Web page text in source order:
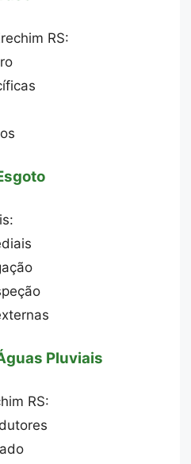
RS:
Pluviais
RS: